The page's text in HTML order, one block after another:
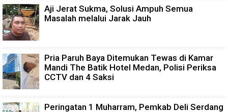
Aji Jerat Sukma, Solusi Ampuh Semua
Masalah melalui Jarak Jauh
Pria Paruh Baya Ditemukan Tewas di Kamar
Mandi The Batik Hotel Medan, Polisi Periksa
CCTV dan 4 Saksi
Peringatan 1 Muharram, Pemkab Deli Serdang